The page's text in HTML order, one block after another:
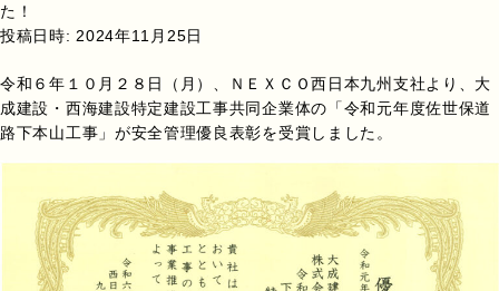
た！
投稿日時: 2024年11月25日
令和６年１０月２８日（月）、ＮＥＸＣＯ西日本九州支社より、大
成建設・西海建設特定建設工事共同企業体の「令和元年度佐世保道
路下本山工事」が安全管理優良表彰を受賞しました。